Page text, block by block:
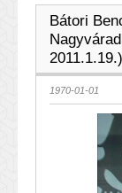
Bátori
2011.1.19.)
1970-01-01